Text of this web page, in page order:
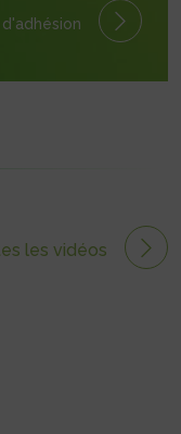
d'adhésion
les vidéos